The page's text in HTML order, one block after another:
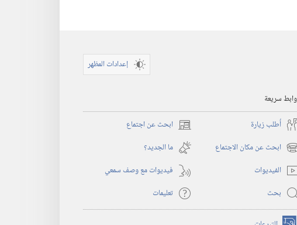
إعدادات المظهر
سريعة
أُطلب زيارة
ابحث عن اجتماع (يفتح
نافذة
جديدة)
ابحث عن مكان الاجتماع
ما الجديد؟‏
الفيديوات
فيديوات مع وصف سمعي
بحث
تعليمات